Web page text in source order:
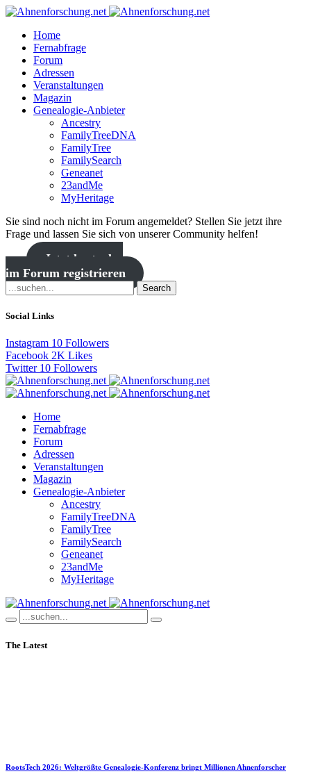
Home
Fernabfrage
Forum
Adressen
Veranstaltungen
Magazin
Genealogie-Anbieter
Ancestry
FamilyTreeDNA
FamilyTree
FamilySearch
Geneanet
23andMe
MyHeritage
Sie sind noch nicht im Forum angemeldet? Stellen Sie jetzt ihre
Frage und lassen Sie sich von unserer Community helfen!
Jetzt kostenlos
im Forum registrieren
Search
Social Links
Instagram 10 Followers
Facebook 2K Likes
Twitter 10 Followers
Home
Fernabfrage
Forum
Adressen
Veranstaltungen
Magazin
Genealogie-Anbieter
Ancestry
FamilyTreeDNA
FamilyTree
FamilySearch
Geneanet
23andMe
MyHeritage
The Latest
RootsTech 2026: Weltgrößte Genealogie-Konferenz bringt Millionen Ahnenforscher